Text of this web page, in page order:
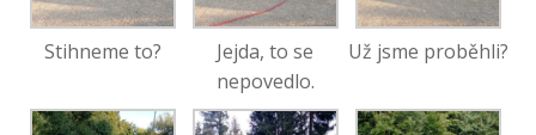
Stihneme to?
Jejda, to se
nepovedlo.
Už jsme proběhli?